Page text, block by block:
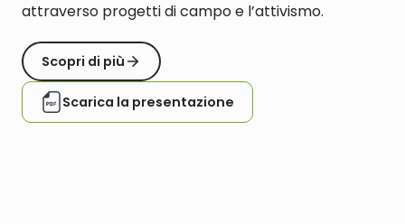
attraverso progetti di campo e l’attivismo.
Scopri di più
Scarica la presentazione